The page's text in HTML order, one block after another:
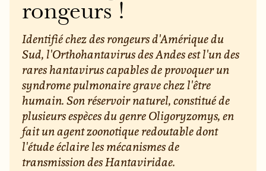
rongeurs !
Identifié chez des rongeurs d'Amérique du
Sud, l'Orthohantavirus des Andes est l'un des
rares hantavirus capables de provoquer un
syndrome pulmonaire grave chez l'être
humain. Son réservoir naturel, constitué de
plusieurs espèces du genre Oligoryzomys, en
fait un agent zoonotique redoutable dont
l'étude éclaire les mécanismes de
transmission des Hantaviridae.